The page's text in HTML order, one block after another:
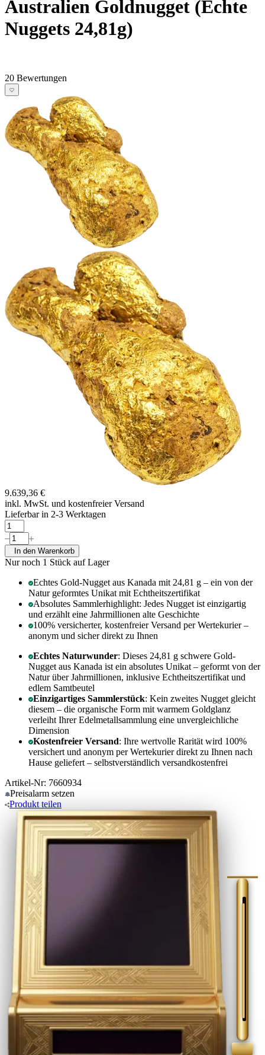
Australien Goldnugget (Echte
Nuggets 24,81g)
20 Bewertungen
9.639,36 €
inkl. MwSt. und kostenfreier Versand
Lieferbar in 2-3 Werktagen
In den Warenkorb
Nur noch 1 Stück auf Lager
Echtes Gold-Nugget aus Kanada mit 24,81 g – ein von der
Natur geformtes Unikat mit Echtheitszertifikat
Absolutes Sammlerhighlight: Jedes Nugget ist einzigartig
und erzählt eine Jahrmillionen alte Geschichte
100% versicherter, kostenfreier Versand per Wertekurier –
anonym und sicher direkt zu Ihnen
Echtes Naturwunder: Dieses 24,81 g schwere Gold-
Nugget aus Kanada ist ein absolutes Unikat – geformt von der
Natur über Jahrmillionen, inklusive Echtheitszertifikat und
edlem Samtbeutel
Einzigartiges Sammlerstück: Kein zweites Nugget gleicht
diesem – die organische Form mit warmem Goldglanz
verleiht Ihrer Edelmetallsammlung eine unvergleichliche
Dimension
Kostenfreier Versand: Ihre wertvolle Rarität wird 100%
versichert und anonym per Wertekurier direkt zu Ihnen nach
Hause geliefert – selbstverständlich versandkostenfrei
Artikel-Nr: 7660934
Preisalarm setzen
Produkt teilen